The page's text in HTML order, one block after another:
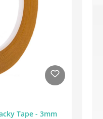
Tape - 3mm